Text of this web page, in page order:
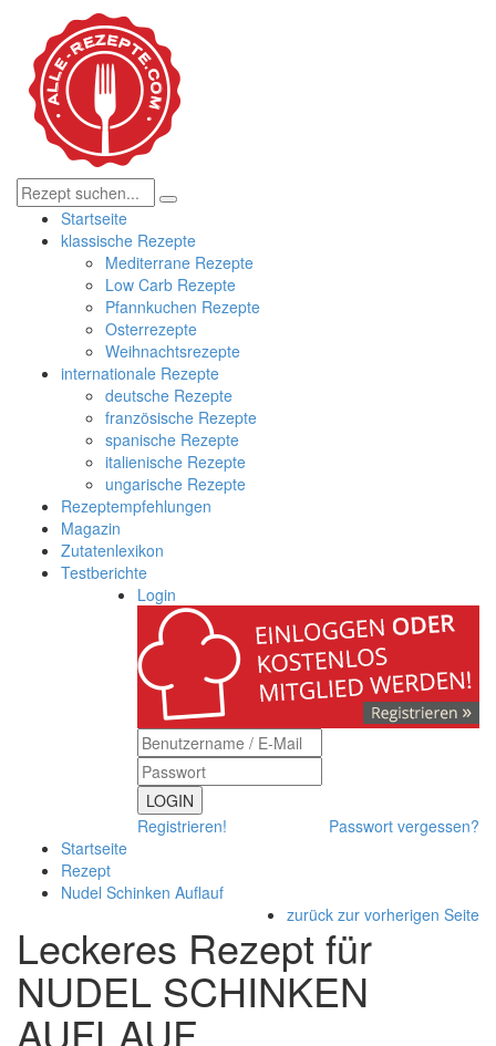
Startseite
klassische Rezepte
Mediterrane Rezepte
Low Carb Rezepte
Pfannkuchen Rezepte
Osterrezepte
Weihnachtsrezepte
internationale Rezepte
deutsche Rezepte
französische Rezepte
spanische Rezepte
italienische Rezepte
ungarische Rezepte
Rezeptempfehlungen
Magazin
Zutatenlexikon
Testberichte
Login
LOGIN
Registrieren!
Passwort vergessen?
Startseite
Rezept
Nudel Schinken Auflauf
zurück zur vorherigen Seite
Leckeres Rezept für
NUDEL SCHINKEN
AUFLAUF